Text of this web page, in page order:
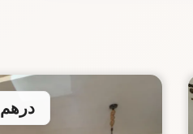
600 درهم